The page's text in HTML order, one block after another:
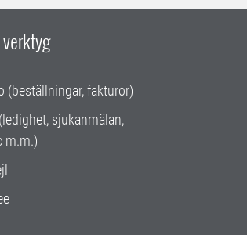
(beställningar, fakturor)
sjukanmälan,
m.m.)